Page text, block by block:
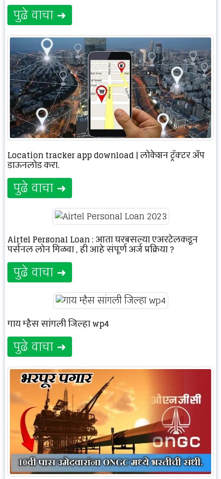
पुढे वाचा ➜
Location tracker app download | लोकेशन ट्रॅक्टर ॲप
डाऊनलोड करा.
पुढे वाचा ➜
Airtel Personal Loan : आता घरबसल्या एअरटेलकडून
पर्सनल लोन मिळवा , ही आहे संपूर्ण अर्ज प्रक्रिया ?
पुढे वाचा ➜
गाय म्हैस सांगली जिल्हा wp4
पुढे वाचा ➜